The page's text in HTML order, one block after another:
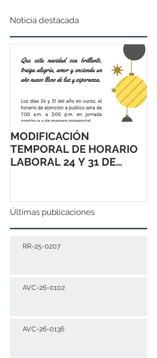
Noticia destacada
MODIFICACIÓN
TEMPORAL DE HORARIO
LABORAL 24 Y 31 DE
Últimas publicaciones
RR-25-0207
AVC-26-0102
AVC-26-0136